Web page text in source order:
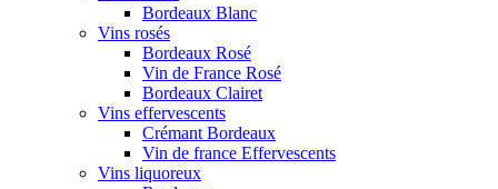
Bordeaux Blanc
Vins rosés
Bordeaux Rosé
Vin de France Rosé
Bordeaux Clairet
Vins effervescents
Crémant Bordeaux
Vin de france Effervescents
Vins liquoreux